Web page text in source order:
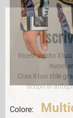
Colore:
Ricevi subito il
nuovi
Crea il tuo stile
scopri in